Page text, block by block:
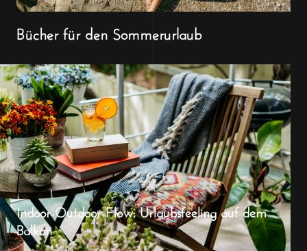
Bücher für den Sommerurlaub
Indoor-Outdoor-Flow: Urlaubsfeeling auf dem
Balkon